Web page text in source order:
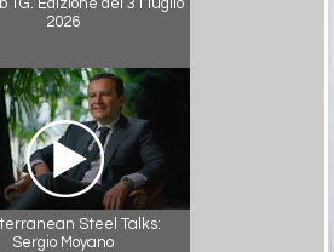
2026
Steel Talks:
Sergio Moyano